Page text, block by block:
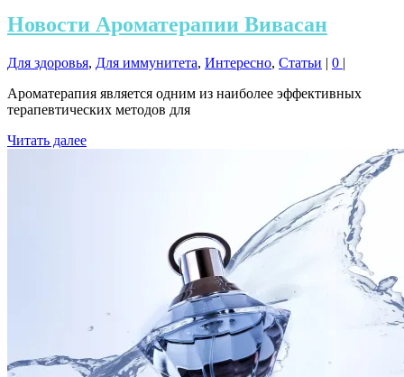
Новости Ароматерапии Вивасан
Для здоровья, Для иммунитета, Интересно, Статьи | 0 |
Ароматерапия является одним из наиболее эффективных
терапевтических методов для
Читать далее